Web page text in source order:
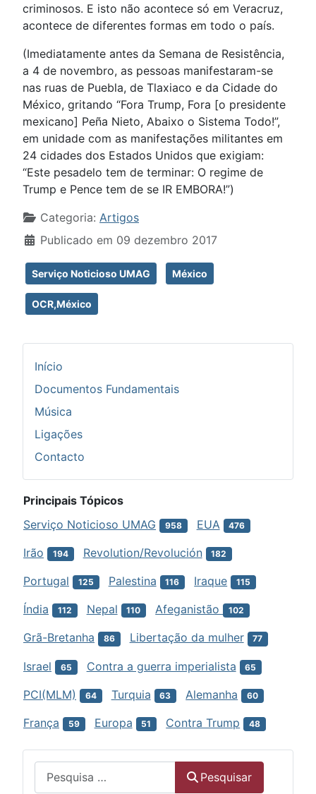
criminosos. E isto não acontece só em Veracruz,
acontece de diferentes formas em todo o país.
(Imediatamente antes da Semana de Resistência,
a 4 de novembro, as pessoas manifestaram-se
nas ruas de Puebla, de Tlaxiaco e da Cidade do
México, gritando “Fora Trump, Fora [o presidente
mexicano] Peña Nieto, Abaixo o Sistema Todo!”,
em unidade com as manifestações militantes em
24 cidades dos Estados Unidos que exigiam:
“Este pesadelo tem de terminar: O regime de
Trump e Pence tem de se IR EMBORA!”)
Detalhes
Categoria: Artigos
Publicado em 09 dezembro 2017
Serviço Noticioso UMAG México
OCR,México
Início
Documentos Fundamentais
Música
Ligações
Contacto
Principais Tópicos
Serviço Noticioso UMAG
958 EUA 476
Irão 194 Revolution/Revolución 182
Portugal 125 Palestina 116 Iraque 115
Índia 112 Nepal 110 Afeganistão 102
Grã-Bretanha 86 Libertação da mulher 77
Israel 65 Contra a guerra imperialista 65
PCI(MLM) 64 Turquia 63 Alemanha 60
França 59 Europa 51 Contra Trump 48
Pesquisar